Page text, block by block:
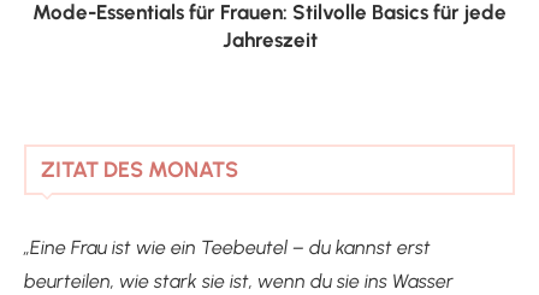
Mode-Essentials für Frauen: Stilvolle Basics für jede
Jahreszeit
ZITAT DES MONATS
„Eine Frau ist wie ein Teebeutel – du kannst erst
beurteilen, wie stark sie ist, wenn du sie ins Wasser